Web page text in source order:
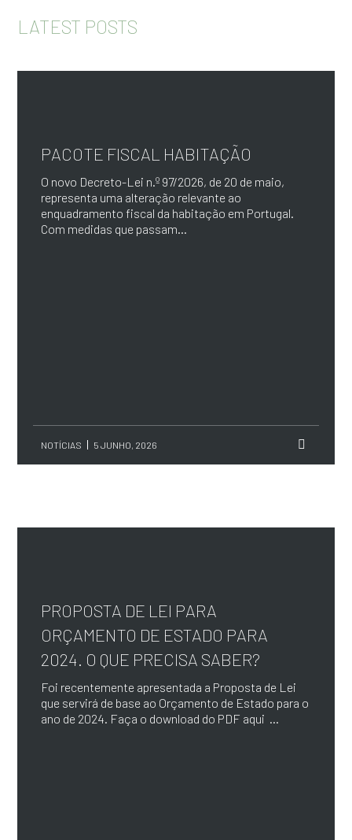
LATEST POSTS
PACOTE FISCAL HABITAÇÃO
O novo Decreto-Lei n.º 97/2026, de 20 de maio,
representa uma alteração relevante ao
enquadramento fiscal da habitação em Portugal.
Com medidas que passam...
NOTÍCIAS 5 JUNHO, 2026
PROPOSTA DE LEI PARA
ORÇAMENTO DE ESTADO PARA
2024. O QUE PRECISA SABER?
Foi recentemente apresentada a Proposta de Lei
que servirá de base ao Orçamento de Estado para o
ano de 2024. Faça o download do PDF aqui ...